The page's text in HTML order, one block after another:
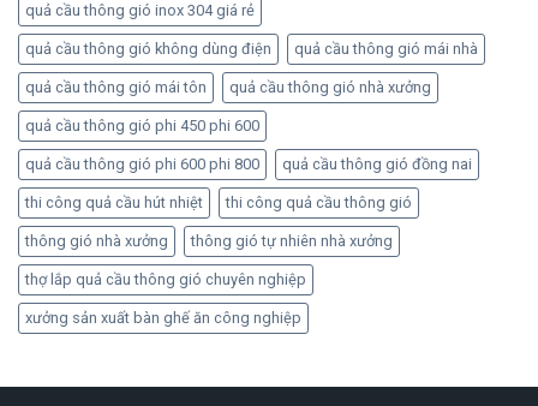
quả cầu thông gió inox 304 giá rẻ
quả cầu thông gió không dùng điện quả cầu thông gió mái nhà
quả cầu thông gió mái tôn quả cầu thông gió nhà xưởng
quả cầu thông gió phi 450 phi 600
quả cầu thông gió phi 600 phi 800 quả cầu thông gió đồng nai
thi công quả cầu hút nhiệt thi công quả cầu thông gió
thông gió nhà xưởng thông gió tự nhiên nhà xưởng
thợ lắp quả cầu thông gió chuyên nghiệp
xưởng sản xuất bàn ghế ăn công nghiệp